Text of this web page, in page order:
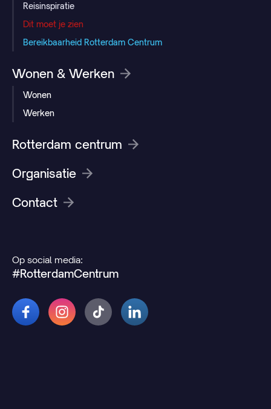
Reisinspiratie
Dit moet je zien
Bereikbaarheid Rotterdam Centrum
Wonen & Werken
Wonen
Werken
Rotterdam centrum
Organisatie
Contact
Op social media:
#RotterdamCentrum